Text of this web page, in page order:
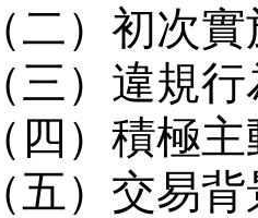
（二）初次
（三）違規
（四）積極
（五） 交易